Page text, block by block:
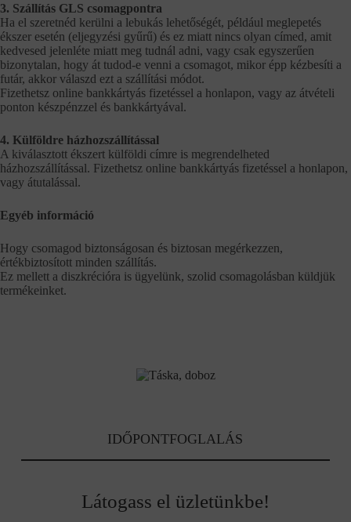
3. Szállítás GLS csomagpontra
Ha el szeretnéd kerülni a lebukás lehetőségét, például meglepetés
ékszer esetén (eljegyzési gyűrű) és ez miatt nincs olyan címed, amit
kedvesed jelenléte miatt meg tudnál adni, vagy csak egyszerűen
bizonytalan, hogy át tudod-e venni a csomagot, mikor épp kézbesíti a
futár, akkor válaszd ezt a szállítási módot.
Fizethetsz online bankkártyás fizetéssel a honlapon, vagy az átvételi
ponton készpénzzel és bankkártyával.
4. Külföldre házhozszállítással
A kiválasztott ékszert külföldi címre is megrendelheted
házhozszállítással. Fizethetsz online bankkártyás fizetéssel a honlapon,
vagy átutalással.
Egyéb információ
Hogy csomagod biztonságosan és biztosan megérkezzen,
értékbiztosított minden szállítás.
Ez mellett a diszkrécióra is ügyelünk, szolid csomagolásban küldjük
termékeinket.
IDŐPONTFOGLALÁS
Látogass el üzletünkbe!